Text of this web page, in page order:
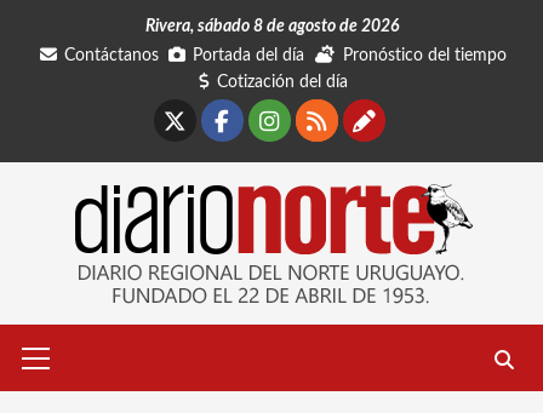
Rivera, sábado 8 de agosto de 2026
Contáctanos
Portada del día
Pronóstico del tiempo
Cotización del día
Facebook
Instagram
RSSContáctanos
primario